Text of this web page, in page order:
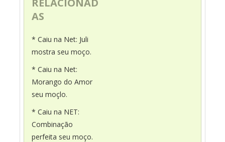
AS
* Caiu na Net: Juli
mostra seu moço.
* Caiu na Net:
Morango do Amor
seu moçlo.
* Caiu na NET:
Combinação
perfeita seu moço.